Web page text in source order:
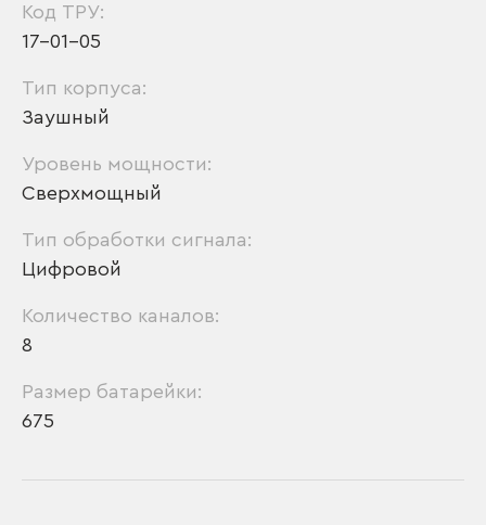
Код ТРУ:
17-01-05
Тип корпуса:
Заушный
Уровень мощности:
Сверхмощный
Тип обработки сигнала:
Цифровой
Количество каналов:
8
Размер батарейки:
675